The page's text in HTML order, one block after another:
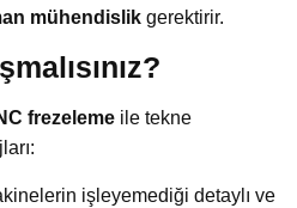
mühendislik gerektirir.
frezeleme ile tekne
işleyemediği detaylı ve